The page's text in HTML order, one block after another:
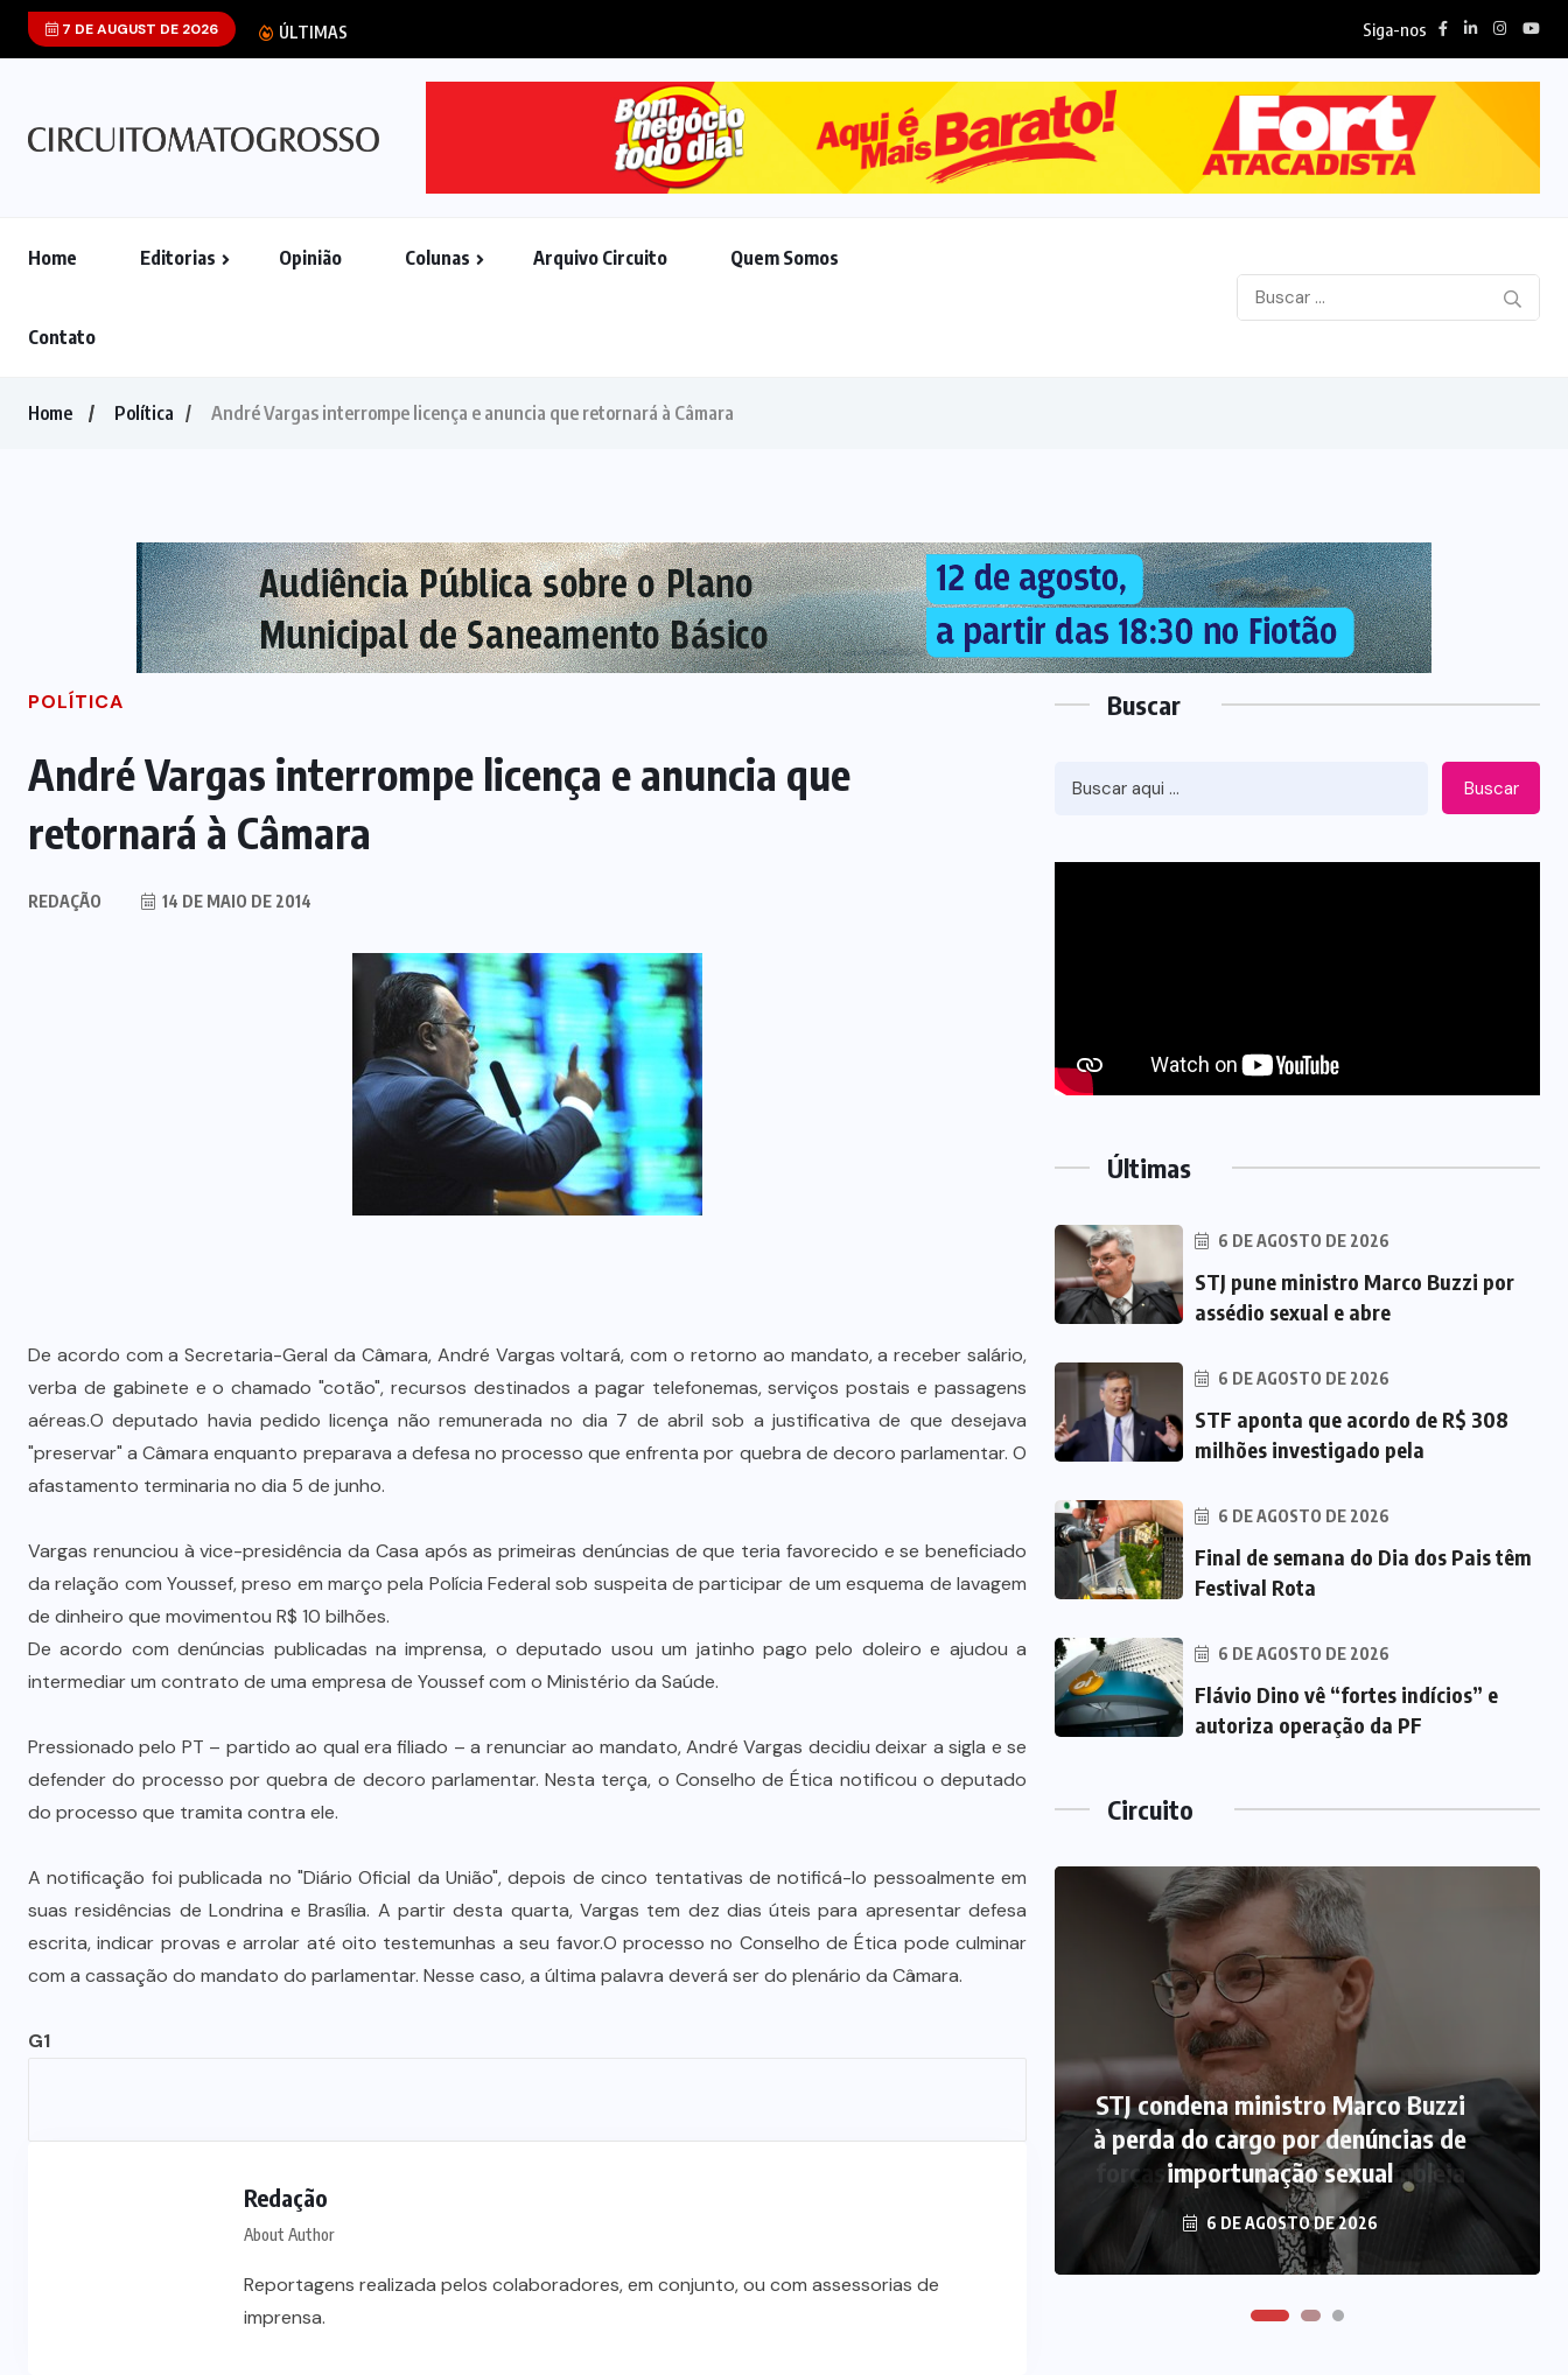
7 DE AUGUST DE 2026 ÚLTIMAS Siga-nos
Home Editorias Opinião Colunas Arquivo Circuito Quem Somos
Contato
Home Política André Vargas interrompe licença e anuncia que retornará à Câmara
POLÍTICA
André Vargas interrompe licença e anuncia que
retornará à Câmara
REDAÇÃO 14 DE MAIO DE 2014
De acordo com a Secretaria-Geral da Câmara, André Vargas voltará, com o retorno ao mandato, a receber salário,
verba de gabinete e o chamado "cotão", recursos destinados a pagar telefonemas, serviços postais e passagens
aéreas.O deputado havia pedido licença não remunerada no dia 7 de abril sob a justificativa de que desejava
"preservar" a Câmara enquanto preparava a defesa no processo que enfrenta por quebra de decoro parlamentar. O
afastamento terminaria no dia 5 de junho.
Vargas renunciou à vice-presidência da Casa após as primeiras denúncias de que teria favorecido e se beneficiado
da relação com Youssef, preso em março pela Polícia Federal sob suspeita de participar de um esquema de lavagem
de dinheiro que movimentou R$ 10 bilhões.
De acordo com denúncias publicadas na imprensa, o deputado usou um jatinho pago pelo doleiro e ajudou a
intermediar um contrato de uma empresa de Youssef com o Ministério da Saúde.
Pressionado pelo PT – partido ao qual era filiado – a renunciar ao mandato, André Vargas decidiu deixar a sigla e se
defender do processo por quebra de decoro parlamentar. Nesta terça, o Conselho de Ética notificou o deputado
do processo que tramita contra ele.
A notificação foi publicada no "Diário Oficial da União", depois de cinco tentativas de notificá-lo pessoalmente em
suas residências de Londrina e Brasília. A partir desta quarta, Vargas tem dez dias úteis para apresentar defesa
escrita, indicar provas e arrolar até oito testemunhas a seu favor.O processo no Conselho de Ética pode culminar
com a cassação do mandato do parlamentar. Nesse caso, a última palavra deverá ser do plenário da Câmara.
G1
Redação
About Author
Reportagens realizada pelos colaboradores, em conjunto, ou com assessorias de
imprensa.
Buscar
Buscar
Últimas
6 DE AGOSTO DE 2026
STJ pune ministro Marco Buzzi por
assédio sexual e abre
6 DE AGOSTO DE 2026
STF aponta que acordo de R$ 308
milhões investigado pela
6 DE AGOSTO DE 2026
Final de semana do Dia dos Pais têm
Festival Rota
6 DE AGOSTO DE 2026
Flávio Dino vê “fortes indícios” e
autoriza operação da PF
Circuito
úteis de alimentação em Mato
STJ condena ministro Marco Buzzi
à perda do cargo por denúncias de
importunação sexual
6 DE AGOSTO DE 2026
MDB implode chapa para
deputado federal e concentra
forças no Senado e na Assembleia
6 DE AGOSTO DE 2026